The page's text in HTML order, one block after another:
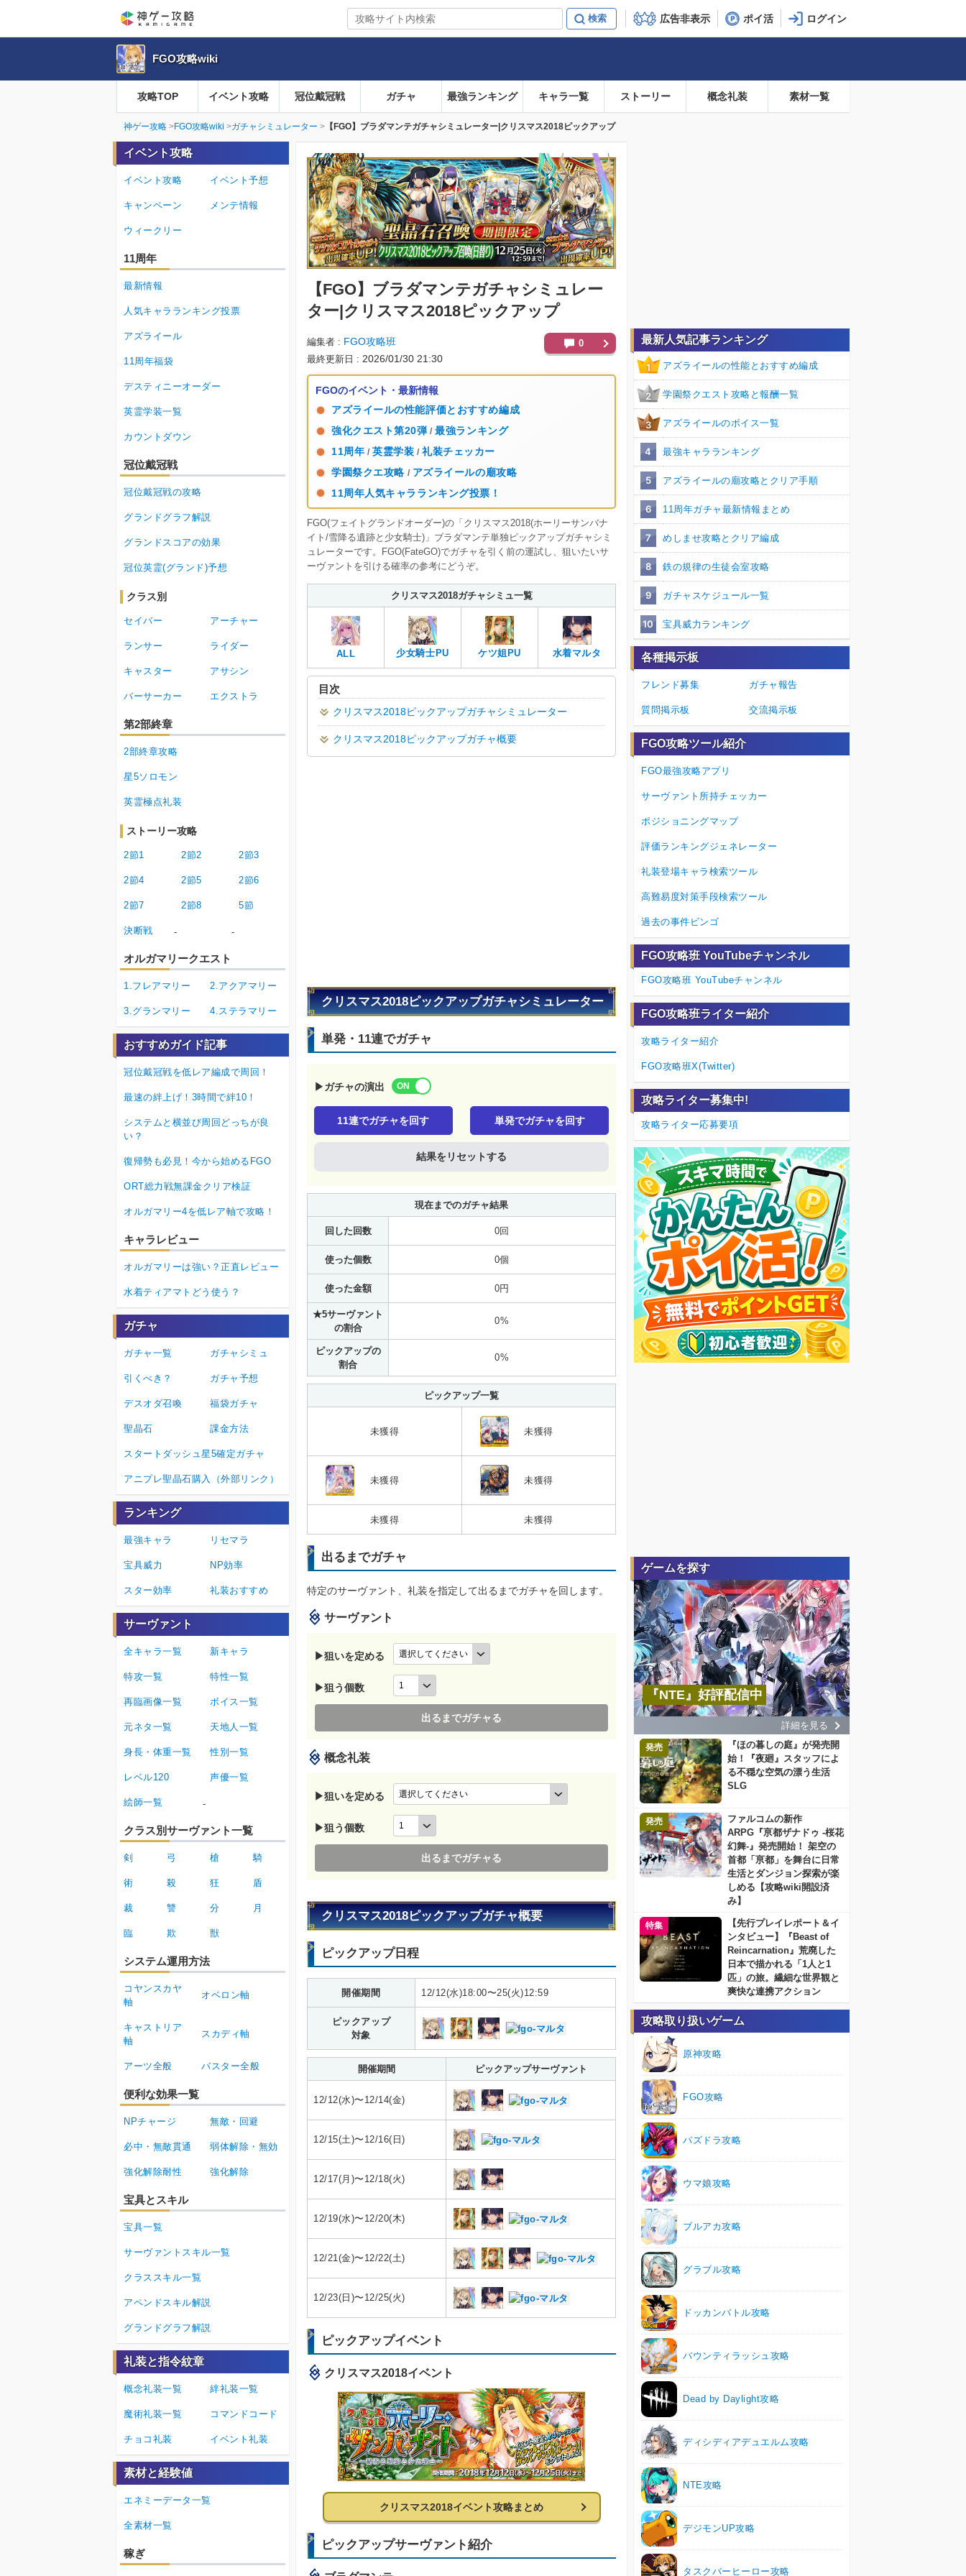
広告非表示 ポイ活
FGO攻略wiki
攻略TOP イベント攻略 冠位戴冠戦 ガチャ 最強ランキング キャラ一覧 ストーリー 概念礼装 素材一覧
神ゲー攻略 FGO攻略wiki ガチャシミュレーター 【FGO】ブラダマンテガチャシミュレーター|クリスマス2018ピックアップ
【FGO】 ブラダマンテガチャシミュレー
ター|クリスマス2018ピックアップ
編集者 FGO攻略班
最終更新日 2026/01/30 21:30
0
FGOのイベント・最新情報
アズライールの性能評価とおすすめ編成
強化クエスト第20弾 / 最強ランキング
11周年 / 英霊学装 / 礼装チェッカー
学園祭クエ攻略 / アズライールの廟攻略
11周年人気キャラランキング投票！
FGO(フェイトグランドオーダー)の「クリスマス2018(ホーリーサンバナ
イト/雪降る遺跡と少女騎士)」ブラダマンテ単独ピックアップガチャシミ
ュレーターです。FGO(FateGO)でガチャを引く前の運試し、狙いたいサ
ーヴァントを引ける確率の参考にどうぞ。
クリスマス2018ガチャシミュ一覧
ALL 少女騎士PU ケツ姐PU 水着マルタ
目次
クリスマス2018ピックアップガチャシミュレーター
クリスマス2018ピックアップガチャ概要
クリスマス2018ピックアップガチャシミュレーター
単発・11連でガチャ
▶ガチャの演出
11連でガチャを回す 単発でガチャを回す
結果をリセットする
現在までのガチャ結果
回した回数 0回
使った個数 0個
使った金額 0円
★5サーヴァント
の割合
0%
ピックアップの
割合
0%
ピックアップ一覧
未獲得 未獲得
未獲得 未獲得
未獲得 未獲得
出るまでガチャ
特定のサーヴァント、礼装を指定して出るまでガチャを回します。
サーヴァント
▶狙いを定める
▶狙う個数
出るまでガチャる
概念礼装
▶狙いを定める
▶狙う個数
出るまでガチャる
クリスマス2018ピックアップガチャ概要
ピックアップ日程
開催期間 12/12(水)18:00〜25(火)12:59
ピックアップ
対象
開催期間 ピックアップサーヴァント
12/12(水)〜12/14(金)
12/15(土)〜12/16(日)
12/17(月)〜12/18(火)
12/19(水)〜12/20(木)
12/21(金)〜12/22(土)
12/23(日)〜12/25(火)
ピックアップイベント
クリスマス2018イベント
クリスマス2018イベント攻略まとめ
ピックアップサーヴァント紹介
最新人気記事ランキング
1 アズライールの性能とおすすめ編成
2 学園祭クエスト攻略と報酬一覧
3 アズライールのボイス一覧
4 最強キャラランキング
5 アズライールの廟攻略とクリア手順
6 11周年ガチャ最新情報まとめ
7 めしませ攻略とクリア編成
8 鉄の規律の生徒会室攻略
9 ガチャスケジュール一覧
10 宝具威力ランキング
各種掲示板
フレンド募集 ガチャ報告
質問掲示板 交流掲示板
FGO攻略ツール紹介
FGO最強攻略アプリ
サーヴァント所持チェッカー
ポジショニングマップ
評価ランキングジェネレーター
礼装登場キャラ検索ツール
高難易度対策手段検索ツール
過去の事件ビンゴ
FGO攻略班 YouTubeチャンネル
FGO攻略班 YouTubeチャンネル
FGO攻略班ライター紹介
攻略ライター紹介
FGO攻略班X(Twitter)
攻略ライター募集中!
攻略ライター応募要項
ゲームを探す
『NTE』好評配信中
詳細を見る
発売
『ほの暮しの庭』が発売開
始！『夜廻』スタッフによ
る不穏な空気の漂う生活
SLG
発売
ファルコムの新作
ARPG『亰都ザナドゥ -桜花
幻舞-』発売開始！ 架空の
首都「亰都」を舞台に日常
生活とダンジョン探索が楽
しめる【攻略wiki開設済
み】
特集
【先行プレイレポート＆イ
ンタビュー】『Beast of
Reincarnation』荒廃した
日本で描かれる「1人と1
匹」の旅。繊細な世界観と
爽快な連携アクション
攻略取り扱いゲーム
原神攻略
FGO攻略
パズドラ攻略
ウマ娘攻略
ブルアカ攻略
グラブル攻略
ドッカンバトル攻略
バウンティラッシュ攻略
Dead by Daylight攻略
ディシディアデュエルム攻略
NTE攻略
デジモンUP攻略
タスクバーヒーロー攻略
イベント攻略
イベント攻略 イベント予想
キャンペーン メンテ情報
ウィークリー
11周年
最新情報
人気キャラランキング投票
アズライール
11周年福袋
デスティニーオーダー
英霊学装一覧
カウントダウン
冠位戴冠戦
冠位戴冠戦の攻略
グランドグラフ解説
グランドスコアの効果
冠位英霊(グランド)予想
クラス別
セイバー アーチャー
ランサー ライダー
キャスター アサシン
バーサーカー エクストラ
第2部終章
2部終章攻略
星5ソロモン
英霊極点礼装
ストーリー攻略
2節1 2節2 2節3
2節4 2節5 2節6
2節7 2節8 5節
決断戦 - -
オルガマリークエスト
1.フレアマリー 2.アクアマリー
3.グランマリー 4.ステラマリー
おすすめガイド記事
冠位戴冠戦を低レア編成で周回！
最速の絆上げ！3時間で絆10！
システムと横並び周回どっちが良
い？
復帰勢も必見！今から始めるFGO
ORT総力戦無課金クリア検証
オルガマリー4を低レア軸で攻略！
キャラレビュー
オルガマリーは強い？正直レビュー
水着ティアマトどう使う？
ガチャ
ガチャ一覧 ガチャシミュ
引くべき？ ガチャ予想
デスオダ召喚 福袋ガチャ
聖晶石 課金方法
スタートダッシュ星5確定ガチャ
アニプレ聖晶石購入（外部リンク）
ランキング
最強キャラ リセマラ
宝具威力 NP効率
スター効率 礼装おすすめ
サーヴァント
全キャラ一覧 新キャラ
特攻一覧 特性一覧
再臨画像一覧 ボイス一覧
元ネタ一覧 天地人一覧
身長・体重一覧 性別一覧
レベル120 声優一覧
絵師一覧 -
クラス別サーヴァント一覧
剣 弓 槍 騎
術 殺 狂 盾
裁 讐 分 月
臨 欺 獣
システム運用方法
コヤンスカヤ
軸
オベロン軸
キャストリア
軸
スカディ軸
アーツ全般 バスター全般
便利な効果一覧
NPチャージ 無敵・回避
必中・無敵貫通 弱体解除・無効
強化解除耐性 強化解除
宝具とスキル
宝具一覧
サーヴァントスキル一覧
クラススキル一覧
アペンドスキル解説
グランドグラフ解説
礼装と指令紋章
概念礼装一覧 絆礼装一覧
魔術礼装一覧 コマンドコード
チョコ礼装 イベント礼装
素材と経験値
エネミーデータ一覧
全素材一覧
稼ぎ